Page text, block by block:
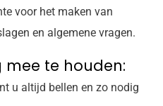
voor het maken van
en algemene vragen.
mee te houden:
u altijd bellen en zo nodig